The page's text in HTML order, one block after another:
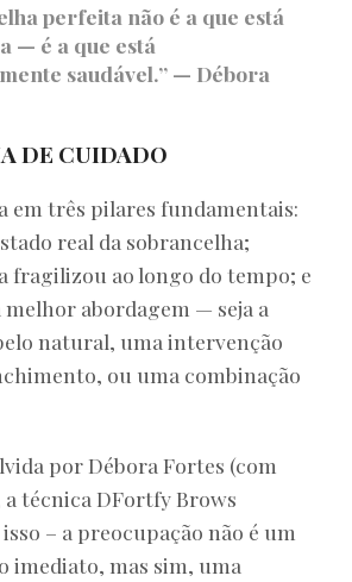
perfeita não é a que está
— é a que está
saudável.” — Débora
DE CUIDADO
em três pilares fundamentais:
real da sobrancelha;
fragilizou ao longo do tempo; e
abordagem — seja a
natural, uma intervenção
ou uma combinação
por Débora Fortes (com
técnica DFortfy Brows
– a preocupação não é um
imediato, mas sim, uma